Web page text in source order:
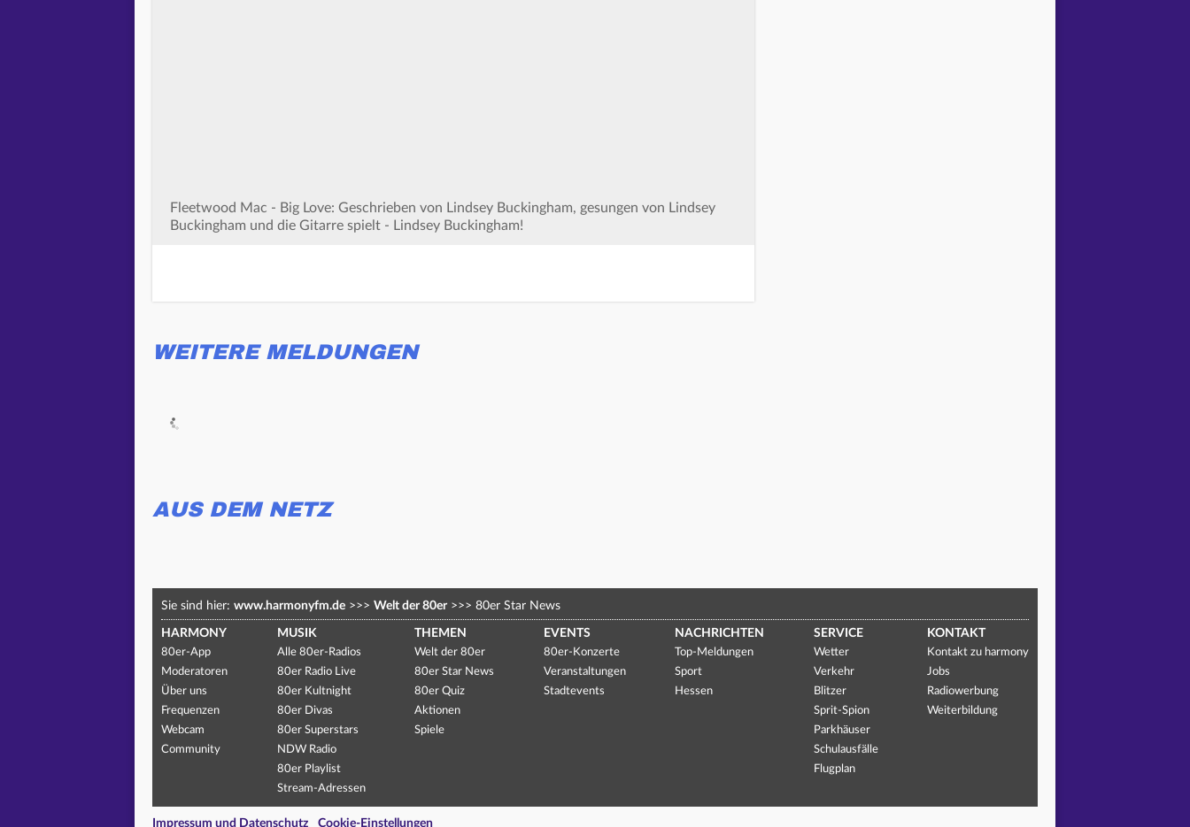
Fleetwood Mac - Big Love: Geschrieben von Lindsey Buckingham, gesungen von Lindsey
Buckingham und die Gitarre spielt - Lindsey Buckingham!
WEITERE MELDUNGEN
AUS DEM NETZ
Sie sind hier: www.harmonyfm.de >>> Welt der 80er >>> 80er Star News
HARMONY
80er-App
Moderatoren
Über uns
Frequenzen
Webcam
Community
MUSIK
Alle 80er-Radios
80er Radio Live
80er Kultnight
80er Divas
80er Superstars
NDW Radio
80er Playlist
Stream-Adressen
THEMEN
Welt der 80er
80er Star News
80er Quiz
Aktionen
Spiele
EVENTS
80er-Konzerte
Veranstaltungen
Stadtevents
NACHRICHTEN
Top-Meldungen
Sport
Hessen
SERVICE
Wetter
Verkehr
Blitzer
Sprit-Spion
Parkhäuser
Schulausfälle
Flugplan
KONTAKT
Kontakt zu harmony
Jobs
Radiowerbung
Weiterbildung
Impressum und Datenschutz Cookie-Einstellungen